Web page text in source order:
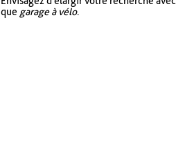
que garage à vélo.